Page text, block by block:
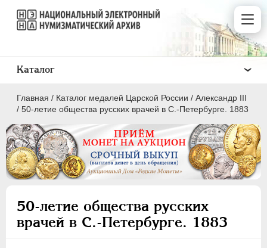
Главная / Каталог медалей Царской России / Александр III
/ 50-летие общества русских врачей в С.-Петербурге. 1883
50-летие общества русских
врачей в С.-Петербурге. 1883
Каталог
ВСЕ
ЕКАТЕРИНА I
1725-1727
ПЕТР II 1727-1729